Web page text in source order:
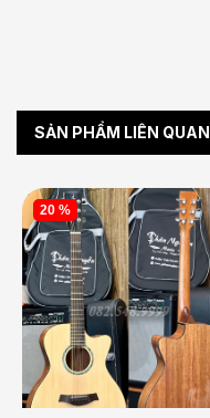
SẢN PHẨM LIÊN QUAN
20 %